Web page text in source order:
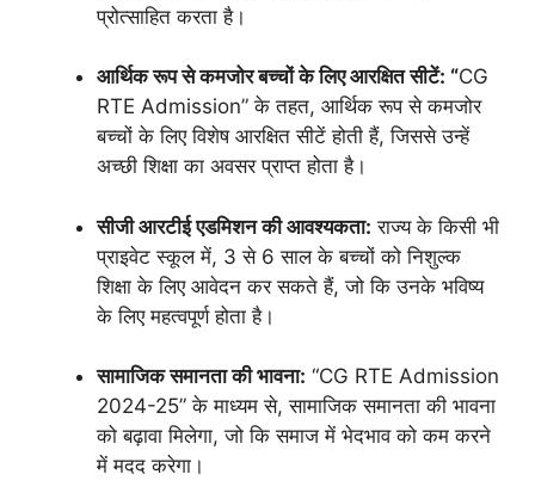
प्रोत्साहित करता है।
आर्थिक रूप से कमजोर बच्चों के लिए आरक्षित सीटें: “CG
RTE Admission” के तहत, आर्थिक रूप से कमजोर
बच्चों के लिए विशेष आरक्षित सीटें होती हैं, जिससे उन्हें
अच्छी शिक्षा का अवसर प्राप्त होता है।
सीजी आरटीई एडमिशन की आवश्यकता: राज्य के किसी भी
प्राइवेट स्कूल में, 3 से 6 साल के बच्चों को निशुल्क
शिक्षा के लिए आवेदन कर सकते हैं, जो कि उनके भविष्य
के लिए महत्वपूर्ण होता है।
सामाजिक समानता की भावना: “CG RTE Admission
2024-25” के माध्यम से, सामाजिक समानता की भावना
को बढ़ावा मिलेगा, जो कि समाज में भेदभाव को कम करने
में मदद करेगा।